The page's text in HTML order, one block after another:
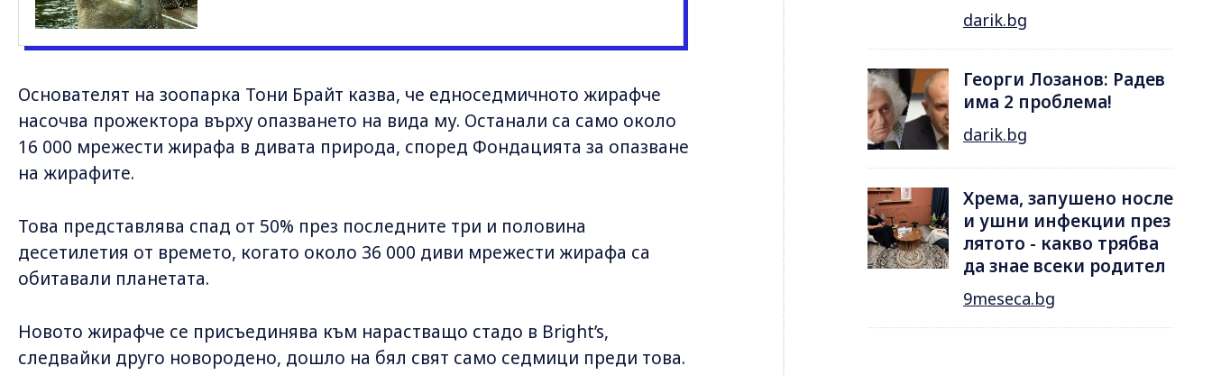
Основателят на зоопарка Тони Брайт казва, че едноседмичното жирафче
насочва прожектора върху опазването на вида му. Останали са само около
16 000 мрежести жирафа в дивата природа, според Фондацията за опазване
на жирафите.
Това представлява спад от 50% през последните три и половина
десетилетия от времето, когато около 36 000 диви мрежести жирафа са
обитавали планетата.
Новото жирафче се присъединява към нарастващо стадо в Bright’s,
следвайки друго новородено, дошло на бял свят само седмици преди това.
darik.bg
Георги Лозанов: Радев
има 2 проблема!
darik.bg
Хрема, запушено носле
и ушни инфекции през
лятотo - какво трябва
да знае всеки родител
9meseca.bg